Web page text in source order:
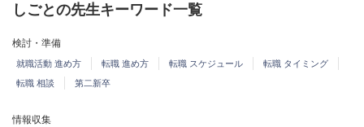
しごとの先生キーワード一覧
検討・準備
就職活動 進め方 転職 進め方 転職 スケジュール
転職 タイミング
転職 相談
第二新卒
情報収集